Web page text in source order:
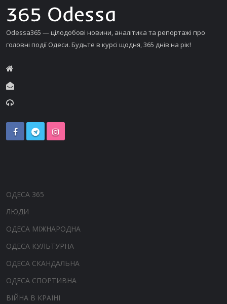
Odessa365 — цілодобові новини, аналітика та репортажі про
головні події Одеси. Будьте в курсі щодня, 365 днів на рік!
ОДЕСА 365
ЛЮДИ
ОДЕСА МІЖНАРОДНА
ОДЕСА КУЛЬТУРНА
ОДЕСА СКАНДАЛЬНА
ОДЕСА СПОРТИВНА
ВІЙНА В КРАЇНІ